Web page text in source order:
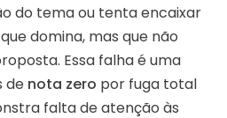
do tema ou tenta encaixar
domina, mas que não
Essa falha é uma
de nota zero por fuga total
falta de atenção às